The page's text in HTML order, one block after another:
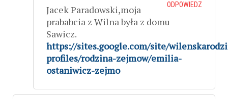
ODPOWIEDZ
Jacek Paradowski,moja
prababcia z Wilna była z domu
Sawicz.
https://sites.google.com/site/
profiles/rodzina-zejmow/emilia-
ostaniwicz-zejmo